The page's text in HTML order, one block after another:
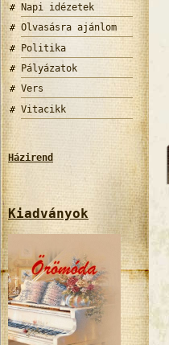
Napi idézetek
Olvasásra ajánlom
Politika
Pályázatok
Vers
Vitacikk
Házirend
Kiadványok